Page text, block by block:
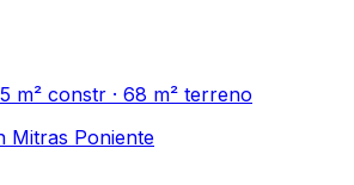
m² constr · 68 m² terreno